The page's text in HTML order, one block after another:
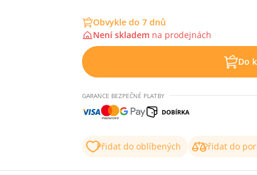
Obvykle do 7 dnů
Není skladem na prodejnách
Do
GARANCE BEZPEČNÉ PLATBY
Přidat do oblíbených
Přidat do